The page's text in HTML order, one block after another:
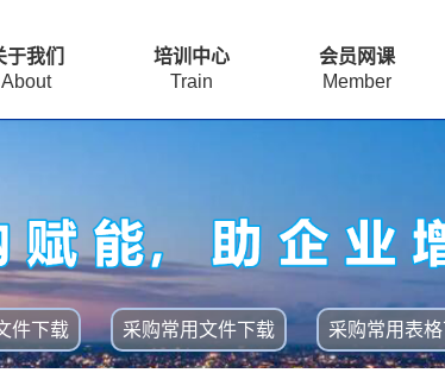
于我们
About
培训中心
Train
会员网课
Member
件下载 采购常用文件下载 采购常用表